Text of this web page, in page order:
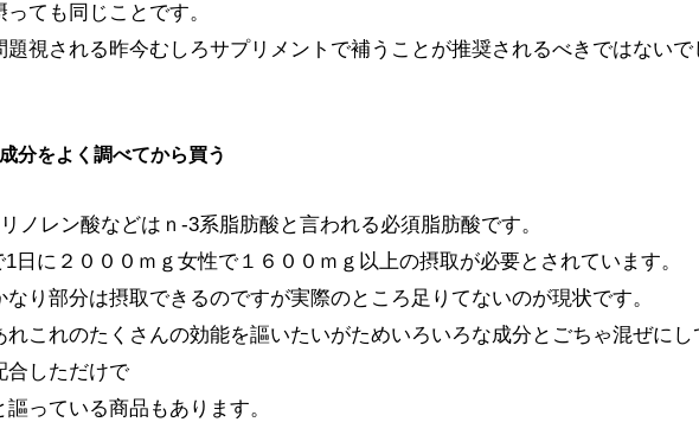
ても同じことです。
題視される昨今むしろサプリメントで補うことが推奨されるべきではないで
分をよく調べてから買う
ノレン酸などはｎ-3系脂肪酸と言われる必須脂肪酸です。
日に２０００ｍｇ女性で１６００ｍｇ以上の摂取が必要とされています。
り部分は摂取できるのですが実際のところ足りてないのが現状です。
これのたくさんの効能を謳いたいがためいろいろな成分とごちゃ混ぜにし
合しただけで
っている商品もあります。